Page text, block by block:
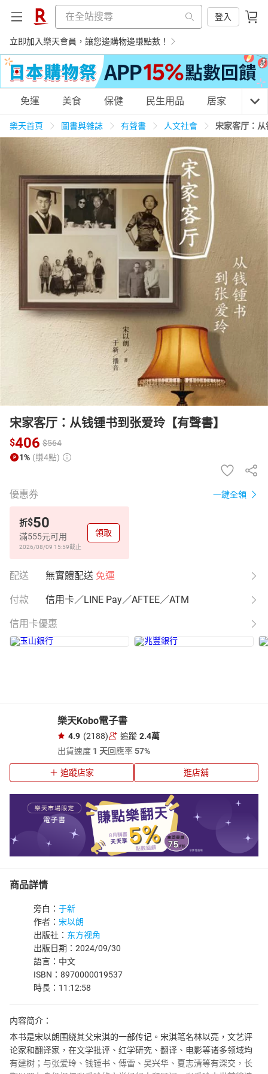
登入
立即加入樂天會員，讓您邊購物邊賺點數！
購物網分類
美食蛋糕 養生保健
居家生活 3C家電 運動休閒 親子玩具
女裝 男裝 化妝保養 情趣用品
日本購物 電子/紙本書
HOT
免運 美食 保健 民生用品 居家 3C
樂天首頁 圖書與雜誌 有聲書 人文社會 宋家客厅：
宋家客厅：从钱锺书到张爱玲【有聲書】
$406 $564
1% (賺4點)
優惠券 一鍵全領
折$50
滿555元可用
2026/08/09 15:59截止
領取
配送 無實體配送 免運
付款 信用卡／LINE Pay／AFTEE／ATM
信用卡優惠
樂天Kobo電子書
4.9 (2188) 追蹤 2.4萬
出貨速度 1 天回應率57%
追蹤店家 逛店舖
商品詳情
旁白： 于新
作者： 宋以朗
出版社： 东方视角
出版日期：2024/09/30
語言：中文
ISBN：8970000019537
時長：11:12:58
内容简介：
本书是宋以朗围绕其父宋淇的一部传记。宋淇笔名林以亮，文艺评
论家和翻译家，在文学批评、红学研究、翻译、电影等诸多领域均
有建树；与张爱玲、钱锺书、傅雷、吴兴华、夏志清等有深交，长